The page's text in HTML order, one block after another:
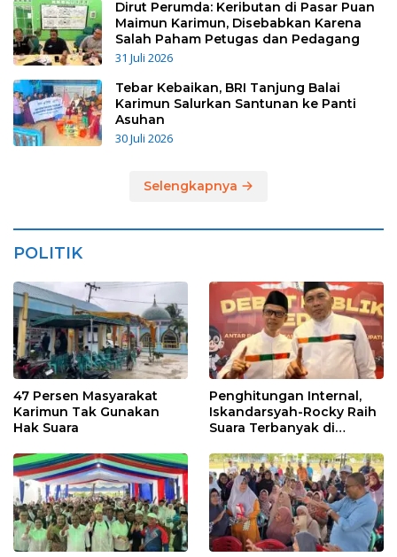
Dirut Perumda: Keributan di Pasar Puan
Maimun Karimun, Disebabkan Karena
Salah Paham Petugas dan Pedagang
31 Juli 2026
Tebar Kebaikan, BRI Tanjung Balai
Karimun Salurkan Santunan ke Panti
Asuhan
30 Juli 2026
Selengkapnya
POLITIK
47 Persen Masyarakat
Karimun Tak Gunakan
Hak Suara
Penghitungan Internal,
Iskandarsyah-Rocky Raih
Suara Terbanyak di